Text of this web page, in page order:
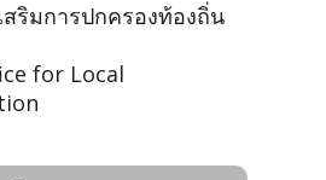
สริมการปกครองท้องถิ่น
for Local